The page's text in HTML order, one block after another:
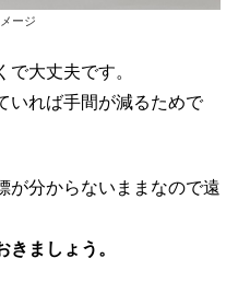
ージ
で大丈夫です。
いれば手間が減るためで
が分からないままなので遠
ましょう。